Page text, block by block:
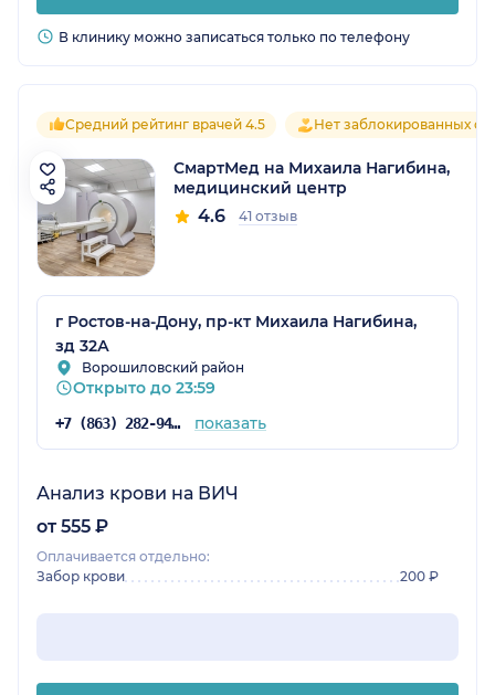
В клинику можно записаться только по телефону
Средний рейтинг врачей 4.5 Нет заблокированных
СмартМед на Михаила Нагибина,
медицинский центр
4.6 41 отзыв
г Ростов-на-Дону, пр-кт Михаила Нагибина,
зд 32А
Ворошиловский район
Открыто до 23:59
+7 (863) 282-94-41 показать
Анализ крови на ВИЧ
от 555 ₽
Оплачивается отдельно:
Забор крови
200 ₽